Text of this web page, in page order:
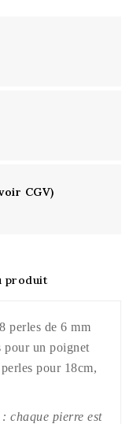
CGV)
produit
perles de 6 mm
pour un poignet
pour 18cm,
chaque pierre est